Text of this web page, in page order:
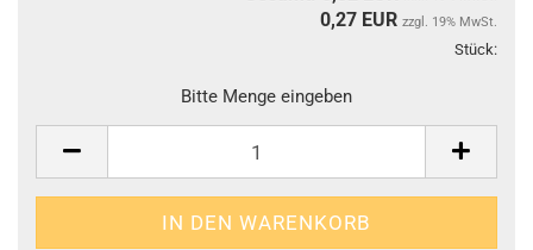
0,27 EUR zzgl. 19% MwSt.
Stück:
Bitte Menge eingeben